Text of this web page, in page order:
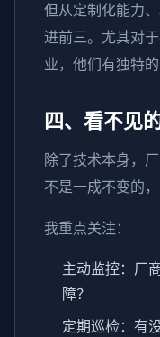
但从定制化能力
进前三。尤其对
业，他们有独特的
四、看不见
除了技术本身，
不是一成不变的
我重点关注：
主动监控：厂
障？
定期巡检：有